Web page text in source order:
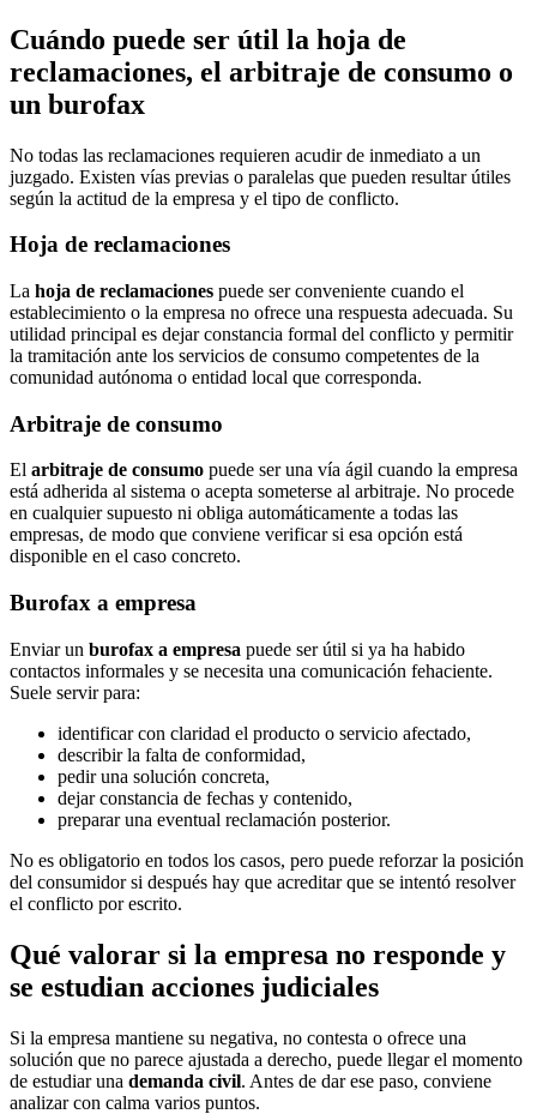
Cuándo puede ser útil la hoja de
reclamaciones, el arbitraje de consumo o
un burofax
No todas las reclamaciones requieren acudir de inmediato a un
juzgado. Existen vías previas o paralelas que pueden resultar útiles
según la actitud de la empresa y el tipo de conflicto.
Hoja de reclamaciones
La hoja de reclamaciones puede ser conveniente cuando el
establecimiento o la empresa no ofrece una respuesta adecuada. Su
utilidad principal es dejar constancia formal del conflicto y permitir
la tramitación ante los servicios de consumo competentes de la
comunidad autónoma o entidad local que corresponda.
Arbitraje de consumo
El arbitraje de consumo puede ser una vía ágil cuando la empresa
está adherida al sistema o acepta someterse al arbitraje. No procede
en cualquier supuesto ni obliga automáticamente a todas las
empresas, de modo que conviene verificar si esa opción está
disponible en el caso concreto.
Burofax a empresa
Enviar un burofax a empresa puede ser útil si ya ha habido
contactos informales y se necesita una comunicación fehaciente.
Suele servir para:
identificar con claridad el producto o servicio afectado,
describir la falta de conformidad,
pedir una solución concreta,
dejar constancia de fechas y contenido,
preparar una eventual reclamación posterior.
No es obligatorio en todos los casos, pero puede reforzar la posición
del consumidor si después hay que acreditar que se intentó resolver
el conflicto por escrito.
Qué valorar si la empresa no responde y
se estudian acciones judiciales
Si la empresa mantiene su negativa, no contesta o ofrece una
solución que no parece ajustada a derecho, puede llegar el momento
de estudiar una demanda civil. Antes de dar ese paso, conviene
analizar con calma varios puntos.